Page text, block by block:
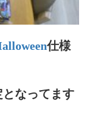
仕様
なってます